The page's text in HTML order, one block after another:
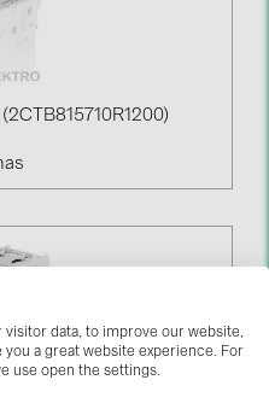
visitor data, to improve our website,
a great website experience. For
use open the settings.